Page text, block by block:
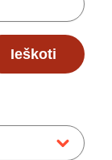
Ieškoti